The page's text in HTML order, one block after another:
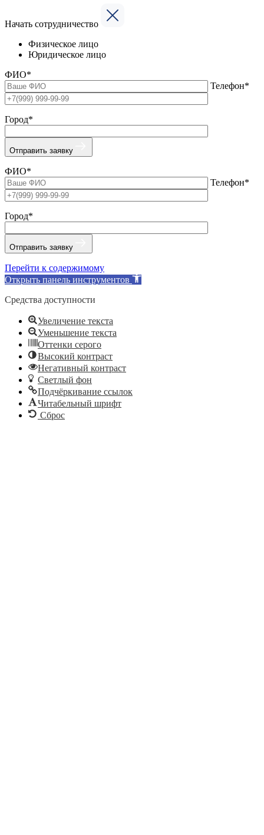
Начать сотрудничество
Физическое лицо
Юридическое лицо
ФИО*
Телефон*
Город*
Отправить заявку
ФИО*
Телефон*
Город*
Отправить заявку
Перейти к содержимому
Открыть панель инструментов
Средства доступности
Увеличение текста
Уменьшение текста
Оттенки серого
Высокий контраст
Негативный контраст
Светлый фон
Подчёркивание ссылок
Читабельный шрифт
Сброс